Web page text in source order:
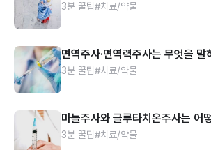
3분 꿀팁#치료/약물
면역주사·면역력주사는 무엇을 말
3분 꿀팁#치료/약물
마늘주사와 글루타치온주사는 어
3분 꿀팁#치료/약물